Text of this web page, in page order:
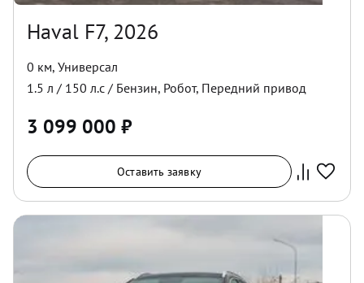
Haval F7, 2026
0 км, Универсал
1.5 л / 150 л.с / Бензин, Робот, Передний привод
3 099 000 ₽
Оставить заявку